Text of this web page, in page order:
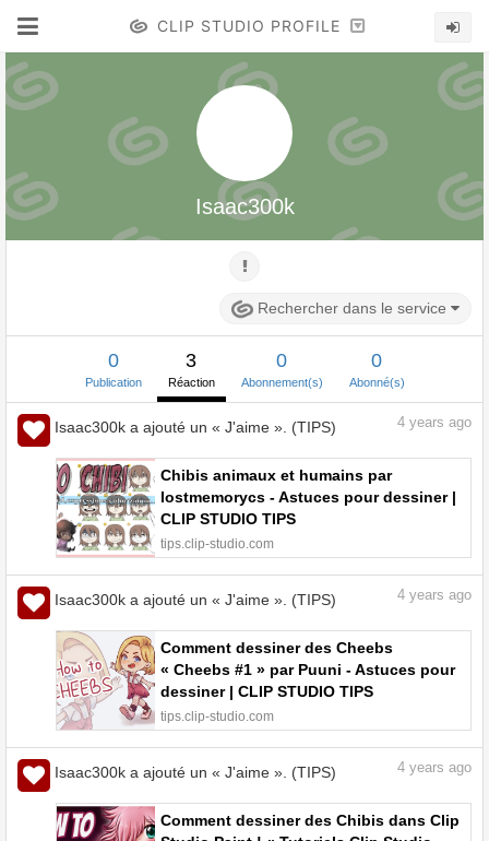
CLIP STUDIO PROFILE
Isaac300k
Rechercher dans le service
0
Publication
3
Réaction
0
Abonnement(s)
0
Abonné(s)
Isaac300k a ajouté un « J'aime ». (TIPS) 4 years ago
Chibis animaux et humains par
lostmemorycs - Astuces pour dessiner |
CLIP STUDIO TIPS
tips.clip-studio.com
Isaac300k a ajouté un « J'aime ». (TIPS) 4 years ago
Comment dessiner des Cheebs
« Cheebs #1 » par Puuni - Astuces pour
dessiner | CLIP STUDIO TIPS
tips.clip-studio.com
Isaac300k a ajouté un « J'aime ». (TIPS) 4 years ago
Comment dessiner des Chibis dans Clip